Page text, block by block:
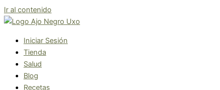
Ir al contenido
Iniciar Sesión
Tienda
Salud
Blog
Recetas